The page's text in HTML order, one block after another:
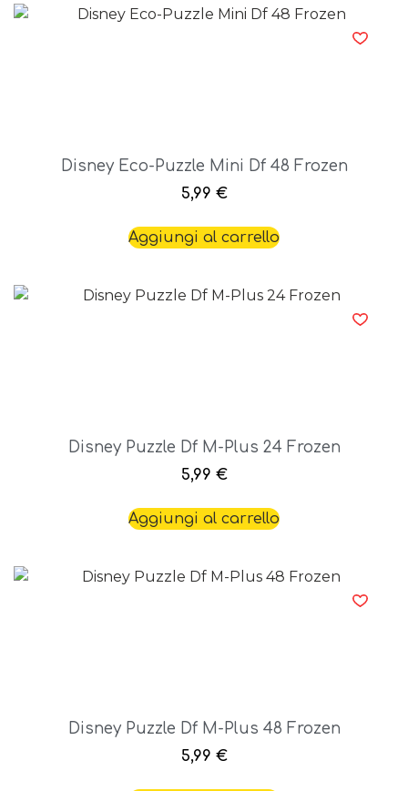
Disney Eco-Puzzle Mini Df 48 Frozen
5,99 €
Aggiungi al carrello
Disney Puzzle Df M-Plus 24 Frozen
5,99 €
Aggiungi al carrello
Disney Puzzle Df M-Plus 48 Frozen
5,99 €